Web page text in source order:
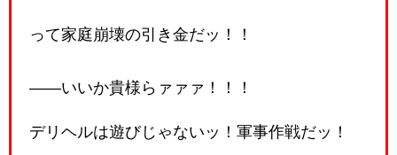
って家庭崩壊の引き金だッ！！
――いいか貴様らァァァ！！！
デリヘルは遊びじゃないッ！軍事作戦だッ！